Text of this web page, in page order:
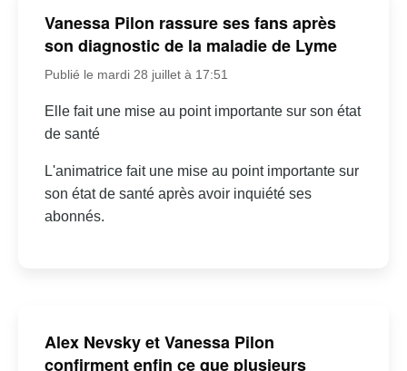
Vanessa Pilon rassure ses fans après
son diagnostic de la maladie de Lyme
Publié le mardi 28 juillet à 17:51
Elle fait une mise au point importante sur son état
de santé
L'animatrice fait une mise au point importante sur
son état de santé après avoir inquiété ses
abonnés.
Alex Nevsky et Vanessa Pilon
confirment enfin ce que plusieurs